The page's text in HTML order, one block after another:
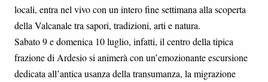
locali, entra nel vivo con un intero fine settimana alla scoperta
della Valcanale tra sapori, tradizioni, arti e natura.
Sabato 9 e domenica 10 luglio, infatti, il centro della tipica
frazione di Ardesio si animerà con un’emozionante escursione
dedicata all’antica usanza della transumanza, la migrazione